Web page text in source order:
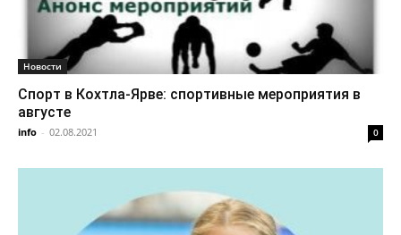
Новости
Спорт в Кохтла-Ярве: спортивные мероприятия в
августе
info - 02.08.2021 0